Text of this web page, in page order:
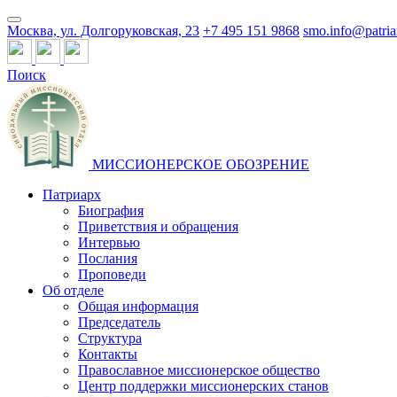
Москва, ул. Долгоруковская, 23 +7 495 151 9868
Поиск
МИССИОНЕРСКОЕ ОБОЗРЕНИЕ
Патриарх
Биография
Приветствия и обращения
Интервью
Послания
Проповеди
Об отделе
Общая информация
Председатель
Структура
Контакты
Православное миссионерское общество
Центр поддержки миссионерских станов